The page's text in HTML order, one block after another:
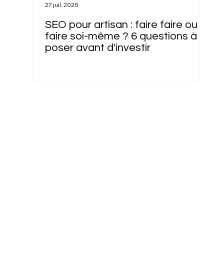
SEO pour artisan : faire faire ou
faire soi-même ? 6 questions à se
poser avant d'investir
27 juil. 2025